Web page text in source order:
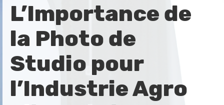
L’Importance de
la Photo de
Studio pour
l’Industrie Agro